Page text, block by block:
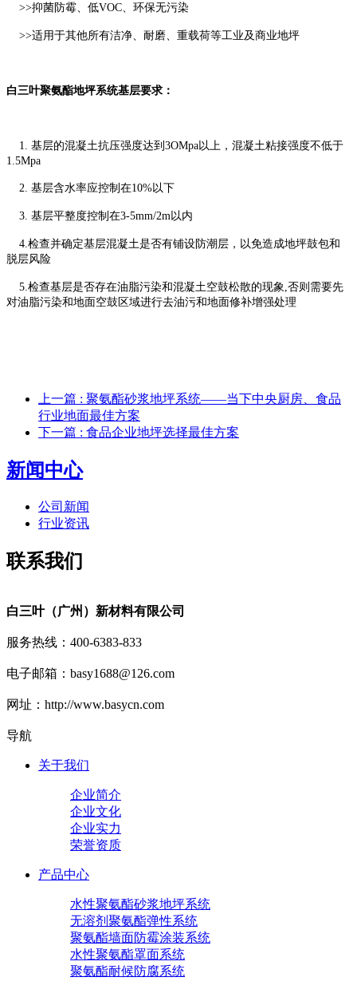
>>抑菌防霉、低VOC、环保无污染
>>适用于其他所有洁净、耐磨、重载荷等工业及商业地坪
白三叶聚氨酯地坪系统基层要求：
1. 基层的混凝土抗压强度达到3OMpa以上，混凝土粘接强度不低于
1.5Mpa
2. 基层含水率应控制在10%以下
3. 基层平整度控制在3-5mm/2m以内
4.检查并确定基层混凝土是否有铺设防潮层，以免造成地坪鼓包和
脱层风险
5.检查基层是否存在油脂污染和混凝土空鼓松散的现象,否则需要先
对油脂污染和地面空鼓区域进行去油污和地面修补增强处理
上一篇 : 聚氨酯砂浆地坪系统——当下中央厨房、食品
行业地面最佳方案
下一篇 : 食品企业地坪选择最佳方案
新闻中心
公司新闻
行业资讯
联系我们
白三叶（广州）新材料有限公司
服务热线：400-6383-833
电子邮箱：basy1688@126.com
网址：http://www.basycn.com
导航
关于我们
企业简介
企业文化
企业实力
荣誉资质
产品中心
水性聚氨酯砂浆地坪系统
无溶剂聚氨酯弹性系统
聚氨酯墙面防霉涂装系统
水性聚氨酯罩面系统
聚氨酯耐候防腐系统